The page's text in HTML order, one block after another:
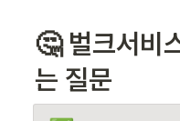
🤔 벌크서비
는 질문